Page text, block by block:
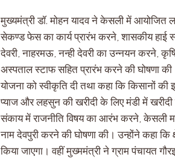
मुख्यमंत्री डॉ. मोहन यादव ने केसली में आयोजित
सेकण्ड फेस का कार्य प्रारंभ करने, शासकीय
देवरी, नाहरमऊ, नन्ही देवरी का उन्नयन करने,
अस्पताल स्टाफ सहित प्रारंभ करने की घोषणा
योजना को स्वीकृति दी तथा कहा कि किसानों की
प्याज और लहसुन की खरीदी के लिए मंडी में खरीदी
संकाय में राजनीति विषय का आरंभ करने, केसली
नाम देवपुरी करने की घोषणा की। उन्होंने कहा
किया जाएगा। वहीं मुख्ममंत्री ने ग्राम पंचायत